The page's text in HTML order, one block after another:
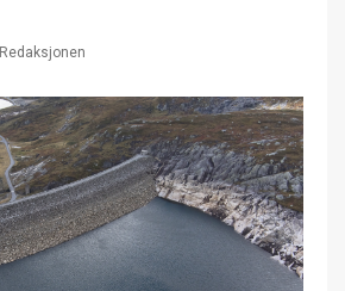
Redaksjonen